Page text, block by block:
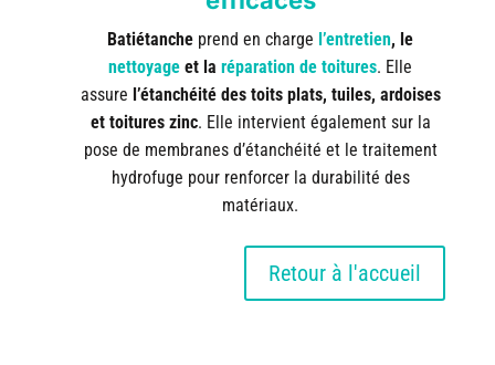
Batiétanche prend en charge l’entretien, le
nettoyage et laréparation de toitures. Elle
assure l’étanchéité des toits plats, tuiles, ardoises
et toitures zinc. Elle intervient également sur la
pose de membranes d’étanchéité et le traitement
hydrofuge pour renforcer la durabilité des
matériaux.
Retour à l'accueil